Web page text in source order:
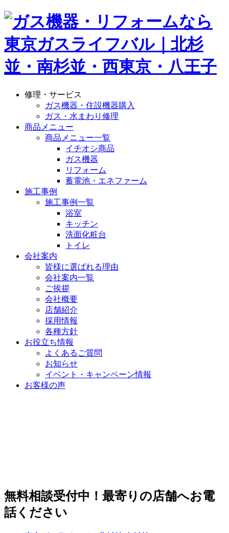
修理・サービス
ガス機器・住設機器購入
ガス・水まわり修理
商品メニュー
商品メニュー一覧
イチオシ商品
ガス機器
リフォーム
蓄電池・エネファーム
施工事例
施工事例一覧
浴室
キッチン
洗面化粧台
トイレ
会社案内
皆様に選ばれる理由
会社案内一覧
ご挨拶
会社概要
店舗紹介
採用情報
各種方針
お役立ち情報
よくあるご質問
お知らせ
イベント・キャンペーン情報
お客様の声
無料相談受付中！最寄りの店舗へお電
話ください